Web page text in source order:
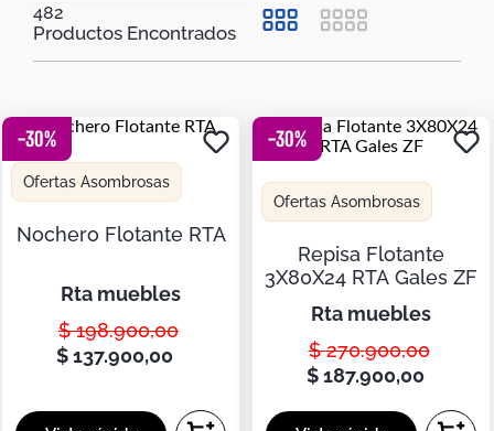
482
-30%
Ofertas Asombrosas
Nochero Flotante RTA
rta muebles
$ 198.900,00
$137.900,00
-30%
Ofertas Asombrosas
Repisa Flotante
3X80X24 RTA Gales ZF
rta muebles
$ 270.900,00
$ 187.900,00
Duvet
Botas